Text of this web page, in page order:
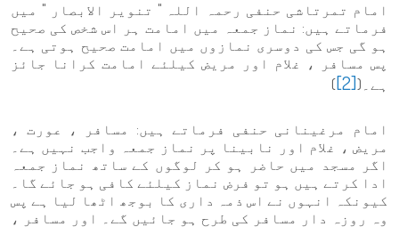
امام تمرتاشی حنفی رحمہ اللہ " تنویر الابصار " میں
فرماتے ہیں: نماز جمعہ میں امامت ہر اس شخص کی صحیح
ہو گی جس کی دوسری نمازوں میں امامت صحیح ہوتی ہے۔
پس مسافر ، غلام اور مریض کیلئے امامت کرانا جائز
ہے۔([2]
)
امام مرغینانی حنفی فرماتے ہیں: مسافر ، عورت ،
مریض ، غلام اور نابینا پر نماز جمعہ واجب نہیں ہے۔
اگر مسجد میں حاضر ہو کر لوگوں کے ساتھ نماز جمعہ
ادا کرتے ہیں ہو تو فرض نماز کیلئے کافی ہو جائے گا۔
کیونکہ انہوں نے اس ذمہ داری کا بوجھ اٹھا لیا ہے پس
وہ روزہ دار مسافر کی طرح ہو جائیں گے۔ اور مسافر ،